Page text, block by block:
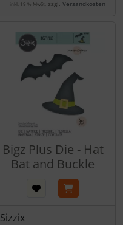
inkl. 19 % MwSt. zzgl. Versandkosten
Bigz Plus Die - Hat
Bat and Buckle
Sizzix